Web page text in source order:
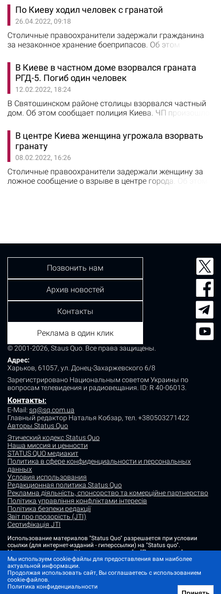
женщины о том, что ее сожитель стреляет из
пистолета в подъезде дома по улице Озерной.
Правоохранители установили, что мужчина находился
в состоянии алкогольного опьянения.
Правонарушитель проживает вместе с заявительницей
и злоупотребляет…
По Киеву ходил человек с гранатой
26.04.2022, 09:18
Столичные правоохранители задержали гражданина
за незаконное хранение боеприпасов. Об этом
особого назначения №2 во время патрулирования
Днепровского района заметили вблизи многоэтажки
на улице Петра Вершигоры подозрительного мужчину.
Увидев правоохранителей, гражданин резко изменил
направление движения. Полицейские догнали
неизвестного…
В Киеве в частном доме взорвался граната
РГД-5. Погиб один человек
12.02.2022, 18:24
В Святошинском районе столицы взорвался частный
дом. Об этом сообщает полиция Киева. ЧП произошло
В результате взрыва погиб мужчина. На место
происшествия прибыли судебно-медицинский эксперт,
следственно-оперативные группы, взрывотехники,
специалисты криминалистической лаборатории и
врачи. Следствие установило, что в здании…
В центре Киева женщина угрожала взорвать
гранату
08.02.2022, 16:26
Столичные правоохранители задержали женщину за
ложное сообщение о взрыве в центре города. Об этом
© 2001-2026, Staus Quo. Все права защищены.
Адрес:
Харьков, 61057, ул. Донец-Захаржевского 6/8
Зарегистрировано Национальным советом Украины по
вопросам телевидения и радиовещания. ID: R 40-06013.
Контакты:
E-Mail: sq@sq.com.ua
Главный редактор Наталья Кобзар, тел. +380503271422
Авторы Status Quo
Этический кодекс Status Quo
Наша миссия и ценности
STATUS QUO медиакит
Политика в сфере конфиденциальности и персональных
данных
Условия использования
Редакционная политика Status Quo
Рекламна діяльність, спонсорство та комерційне партнерство
Політика управління конфліктами інтересів
Політика безпеки редакції
Звіт про прозорість (JTI)
Сертифікація JTI
Позвонить нам
Архив новостей
Контакты
Реклама в один клик
Использование материалов "Status Quo" разрешается при условии
ссылки (для интернет-изданий - гиперссылки) на "Status quo".
Материалы в рубриках "Новости партнеров" и "Пресс-релизы"
размещаются на правах рекламы или в рамках некоммерческого
партнерства.
Изображения, содержащие метку "Status Quo" или не содержащие
информации об источнике фото, являются иллюстративными либо
сгенерированными ИИ
Мы используем cookie-файлы для предоставления вам наиболее
актуальной информации.
Продолжая использовать сайт, Вы соглашаетесь с использованием
cookie-файлов.
Политика конфиденциальности